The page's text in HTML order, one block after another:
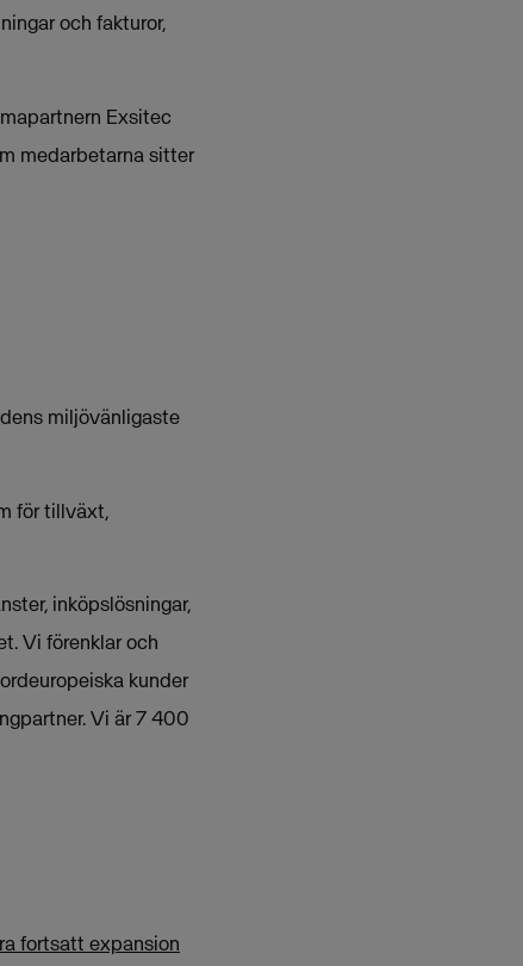
och fakturor,
Exsitec
medarbetarna sitter
miljövänligaste
för tillväxt,
inköpslösningar,
Vi förenklar och
kunder
Vi är 7 400
fortsatt expansion